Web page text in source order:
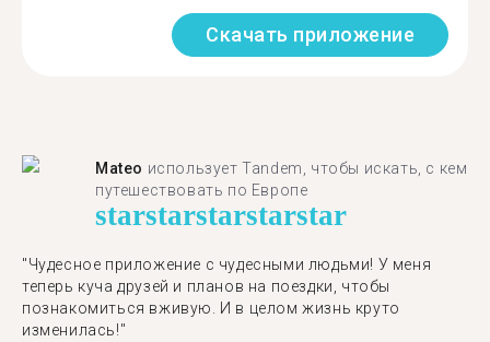
Скачать приложение
Mateo использует Tandem, чтобы искать, с кем
путешествовать по Европе
starstarstarstarstar
"Чудесное приложение с чудесными людьми! У меня
теперь куча друзей и планов на поездки, чтобы
познакомиться вживую. И в целом жизнь круто
изменилась!"